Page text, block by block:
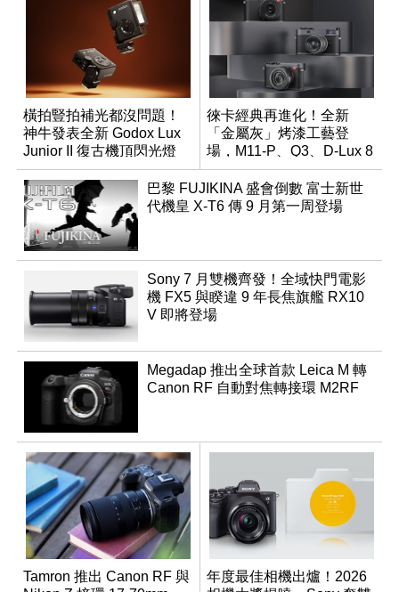
橫拍豎拍補光都沒問題！
神牛發表全新 Godox Lux
Junior II 復古機頂閃光燈
徠卡經典再進化！全新
「金屬灰」烤漆工藝登
場，M11-P、Q3、D-Lux 8
領銜換裝
巴黎 FUJIKINA 盛會倒數 富士新世
代機皇 X-T6 傳 9 月第一周登場
Sony 7 月雙機齊發！全域快門電影
機 FX5 與睽違 9 年長焦旗艦 RX10
V 即將登場
Megadap 推出全球首款 Leica M 轉
Canon RF 自動對焦轉接環 M2RF
Tamron 推出 Canon RF 與
年度最佳相機出爐！2026